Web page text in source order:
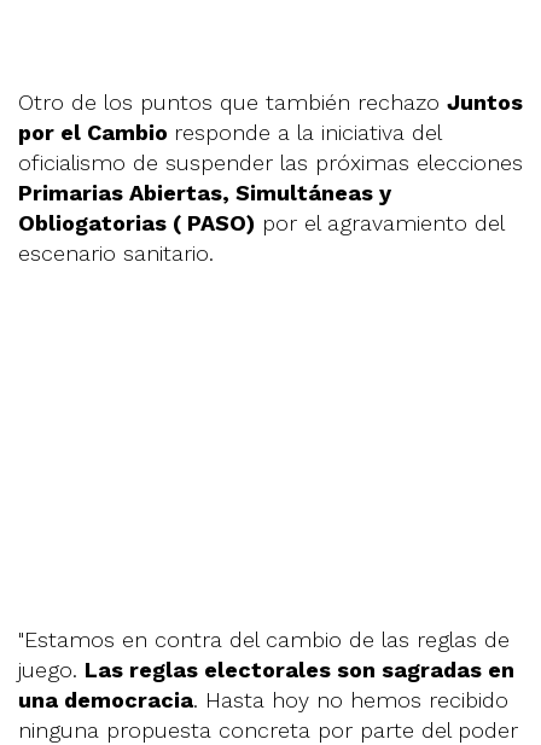
Otro de los puntos que también rechazo Juntos
por el Cambio responde a la iniciativa del
oficialismo de suspender las próximas elecciones
Primarias Abiertas, Simultáneas y
Obliogatorias ( PASO) por el agravamiento del
escenario sanitario.
"Estamos en contra del cambio de las reglas de
juego. Las reglas electorales son sagradas en
una democracia. Hasta hoy no hemos recibido
ninguna propuesta concreta por parte del poder